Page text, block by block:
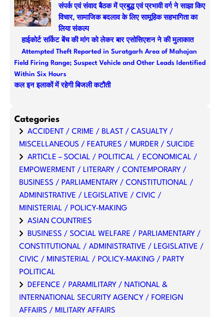
संपर्क एवं संवाद बैठक में प्रबुद्ध एवं प्रभावी वर्ग ने साझा किए
विचार, सामाजिक बदलाव के लिए सामूहिक सहभागिता का
लिया संकल्प
हाईकोर्ट सर्किट बेंच की मांग को लेकर बार एसोसिएशन ने की मुलाकात
Attempted Theft Reported in Suratgarh Area of Mahajan
Field Firing Range; Suspect Vehicle and Other Leads Identified
Within Six Hours
कल इन इलाकों में रहेगी बिजली कटौती
Categories
ACCIDENT / CRIME / BLAST / CASUALTY /
MISCELLANEOUS / FEATURES / MURDER / SUICIDE
ARTICLE – SOCIAL / POLITICAL / ECONOMICAL /
EMPOWERMENT / LITERARY / CONTEMPORARY /
BUSINESS / PARLIAMENTARY / CONSTITUTIONAL /
ADMINISTRATIVE / LEGISLATIVE / CIVIC /
MINISTERIAL / POLICY-MAKING
ASIAN COUNTRIES
BUSINESS / SOCIAL WELFARE / PARLIAMENTARY /
CONSTITUTIONAL / ADMINISTRATIVE / LEGISLATIVE /
CIVIC / MINISTERIAL / POLICY-MAKING / PARTY
POLITICAL
DEFENCE / PARAMILITARY / NATIONAL &
INTERNATIONAL SECURITY AGENCY / FOREIGN
AFFAIRS / MILITARY AFFAIRS